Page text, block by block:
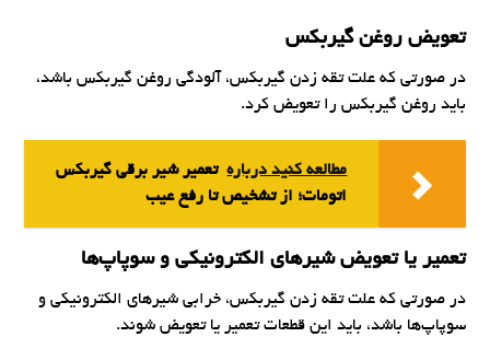
تعویض روغن گیربکس
در صورتی که علت تقه زدن گیربکس، آلودگی روغن گیربکس باشد،
باید روغن گیربکس را تعویض کرد.
مطالعه کنید درباره‌ تعمیر شیر برقی گیربکس
اتومات؛ از تشخیص تا رفع عیب
تعمیر یا تعویض شیرهای الکترونیکی و سوپاپ‌ها
در صورتی که علت تقه زدن گیربکس، خرابی شیرهای الکترونیکی و
سوپاپ‌ها باشد، باید این قطعات تعمیر یا تعویض شوند.